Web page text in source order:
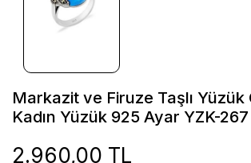
Markazit ve Firuze Taşlı Yüzük
Kadın Yüzük 925 Ayar YZK-267
2.960,00 TL